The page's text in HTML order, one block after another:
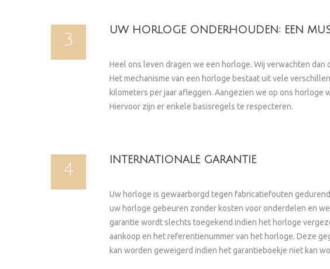
3
UW HORLOGE ONDERHOUDEN: EEN
Heel ons leven dragen we een horloge. Wij verwachten
Het mechanisme van een horloge bestaat uit vele
kilometers per jaar afleggen. Aangezien we op ons
Hiervoor zijn er enkele basisregels te respecteren.
4
INTERNATIONALE GARANTIE
Uw horloge is gewaarborgd tegen fabricatiefouten
uw horloge gebeuren zonder kosten voor onderdelen en
garantie wordt slechts toegekend indien het horloge
aankoop en het referentienummer van het horloge. Deze
kan worden geweigerd indien het garantieboekje niet kan